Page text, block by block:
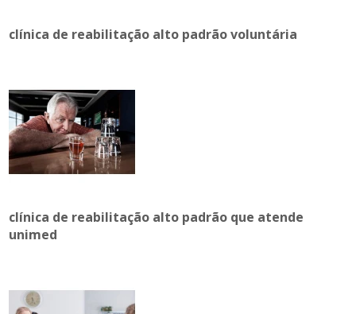
clínica de reabilitação alto padrão voluntária
clínica de reabilitação alto padrão que atende
unimed